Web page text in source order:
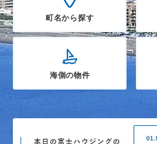
町名から探す
海側の物件